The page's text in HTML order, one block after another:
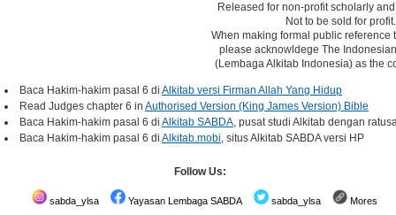
Released for non-profit scholarly
Not to be sold for profit.
When making formal public reference
please acknowldege The
(Lembaga Alkitab Indonesia) as the
Baca Hakim-hakim pasal 6 di Alkitab versi Firman Allah Yang Hidup
Read Judges chapter 6 in Authorised Version (King James Version) Bible
Baca Hakim-hakim pasal 6 di Alkitab SABDA, pusat studi Alkitab dengan
Baca Hakim-hakim pasal 6 di Alkitab.mobi, situs Alkitab SABDA versi HP
Follow Us:
sabda_ylsa Yayasan Lembaga SABDA sabda_ylsa Mores